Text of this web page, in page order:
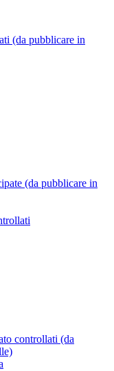
(da pubblicare in
(da pubblicare in
controllati (da